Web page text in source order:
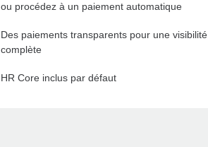
ou procédez à un paiement automatique
Des paiements transparents pour une visibilité
complète
HR Core inclus par défaut